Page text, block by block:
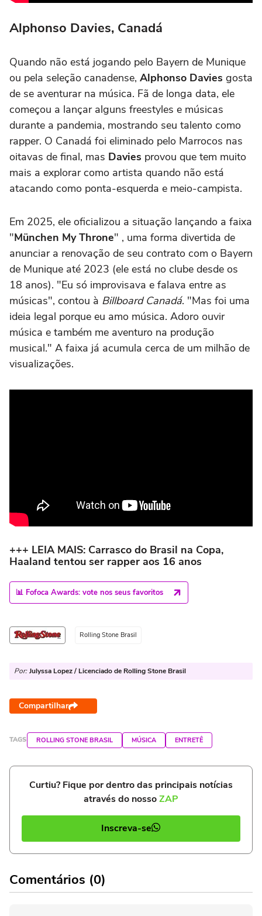
Alphonso Davies, Canadá
Quando não está jogando pelo Bayern de Munique
ou pela seleção canadense, Alphonso Davies gosta
de se aventurar na música. Fã de longa data, ele
começou a lançar alguns freestyles e músicas
durante a pandemia, mostrando seu talento como
rapper. O Canadá foi eliminado pelo Marrocos nas
oitavas de final, mas Davies provou que tem muito
mais a explorar como artista quando não está
atacando como ponta-esquerda e meio-campista.
Em 2025, ele oficializou a situação lançando a faixa
"München My Throne" , uma forma divertida de
anunciar a renovação de seu contrato com o Bayern
de Munique até 2023 (ele está no clube desde os
18 anos). "Eu só improvisava e falava entre as
músicas", contou à Billboard Canadá. "Mas foi uma
ideia legal porque eu amo música. Adoro ouvir
música e também me aventuro na produção
musical." A faixa já acumula cerca de um milhão de
visualizações.
+++ LEIA MAIS: Carrasco do Brasil na Copa,
Haaland tentou ser rapper aos 16 anos
📊 Fofoca Awards: vote nos seus favoritos
Rolling Stone Brasil
Por: Julyssa Lopez / Licenciado de Rolling Stone Brasil
Compartilhar
TAGS ROLLING STONE BRASIL MÚSICA ENTRETÊ
Curtiu? Fique por dentro das principais notícias
através do nossoZAP
Inscreva-se
Comentários (0)